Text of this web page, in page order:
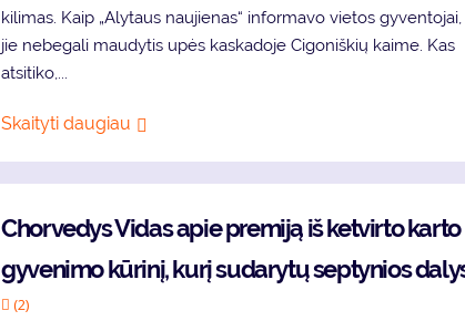
kilimas. Kaip „Alytaus naujienas“ informavo vietos gyventojai,
jie nebegali maudytis upės kaskadoje Cigoniškių kaime. Kas
atsitiko,...
Skaityti daugiau
Chorvedys Vidas apie premiją iš ketvirto karto
gyvenimo kūrinį, kurį sudarytų septynios
(2)